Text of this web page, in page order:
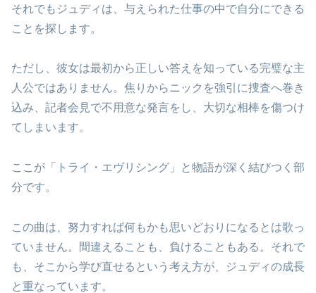
それでもジュディは、与えられた仕事の中で自分にできる
ことを探します。
ただし、彼女は最初から正しい答えを知っている完璧な主
人公ではありません。焦りからニックを強引に捜査へ巻き
込み、記者会見で不用意な発言をし、大切な相棒を傷つけ
てしまいます。
ここが「トライ・エヴリシング」と物語が深く結びつく部
分です。
この曲は、努力すれば何もかも思いどおりになるとは歌っ
ていません。間違えることも、負けることもある。それで
も、そこから学び直せるという考え方が、ジュディの成長
と重なっています。